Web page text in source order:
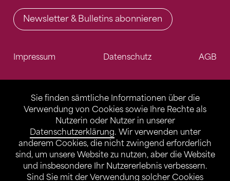
Sie finden sämtliche Informationen über die
Verwendung von Cookies sowie Ihre Rechte als
Nutzerin oder Nutzer in unserer
Datenschutzerklärung. Wir verwenden unter
anderem Cookies, die nicht zwingend erforderlich
sind, um unsere Website zu nutzen, aber die Website
und insbesondere Ihr Nutzererlebnis verbessern.
Sind Sie mit der Verwendung solcher Cookies
Newsletter & Bulletins abonnieren
Impressum Datenschutz AGB